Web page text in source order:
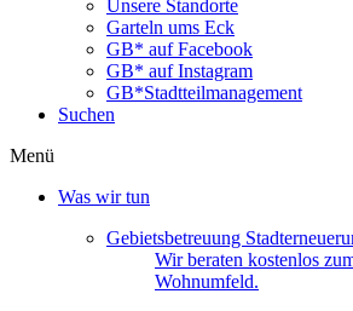
Unsere Standorte
Garteln ums Eck
GB* auf Facebook
GB* auf Instagram
GB*Stadtteilmanagement
Suchen
Menü
Was wir tun
Gebietsbetreuung
Wir beraten kostenlos
Wohnumfeld.